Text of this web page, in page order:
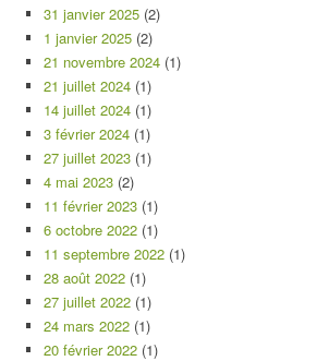
31 janvier 2025 (2)
1 janvier 2025 (2)
21 novembre 2024 (1)
21 juillet 2024 (1)
14 juillet 2024 (1)
3 février 2024 (1)
27 juillet 2023 (1)
4 mai 2023 (2)
11 février 2023 (1)
6 octobre 2022 (1)
11 septembre 2022 (1)
28 août 2022 (1)
27 juillet 2022 (1)
24 mars 2022 (1)
20 février 2022 (1)